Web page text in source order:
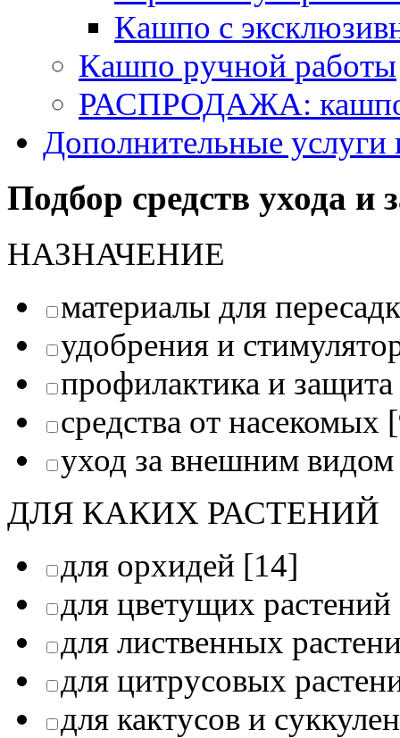
Кашпо с
Кашпо ручной работы
РАСПРОДАЖА: кашпо
Дополнительные услуги
Подбор средств ухода и
НАЗНАЧЕНИЕ
материалы для
удобрения и
профилактика и защита
средства от насекомых
уход за внешним видом
ДЛЯ КАКИХ РАСТЕНИЙ
для орхидей [14]
для цветущих растений
для лиственных
для цитрусовых
для кактусов и